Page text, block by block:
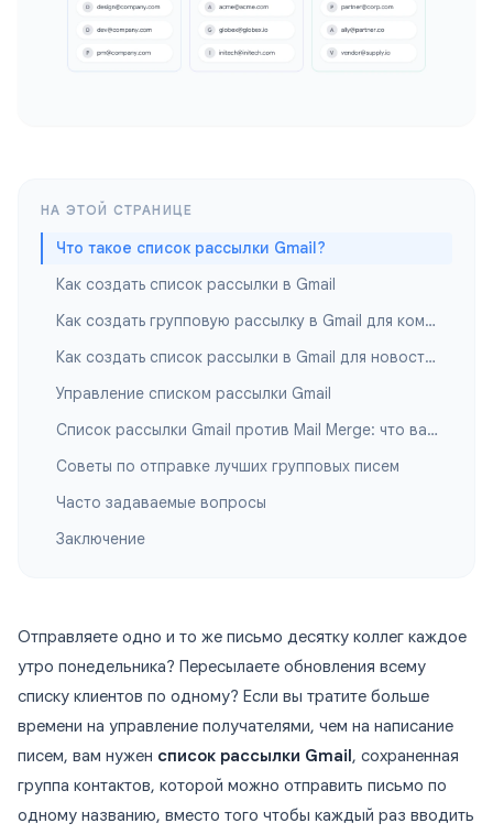
НА ЭТОЙ СТРАНИЦЕ
Что такое список рассылки Gmail?
Как создать список рассылки в Gmail
Как создать групповую рассылку в Gmail для команд
Как создать список рассылки в Gmail для новостных писем
Управление списком рассылки Gmail
Список рассылки Gmail против Mail Merge: что вам нужно?
Советы по отправке лучших групповых писем
Часто задаваемые вопросы
Заключение
Отправляете одно и то же письмо десятку коллег каждое
утро понедельника? Пересылаете обновления всему
списку клиентов по одному? Если вы тратите больше
времени на управление получателями, чем на написание
писем, вам нужен список рассылки Gmail , сохраненная
группа контактов, которой можно отправить письмо по
одному названию, вместо того чтобы каждый раз вводить